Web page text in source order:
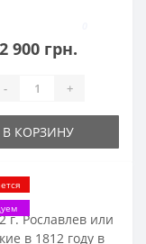
2 900 грн.
- +
В КОРЗИНУ